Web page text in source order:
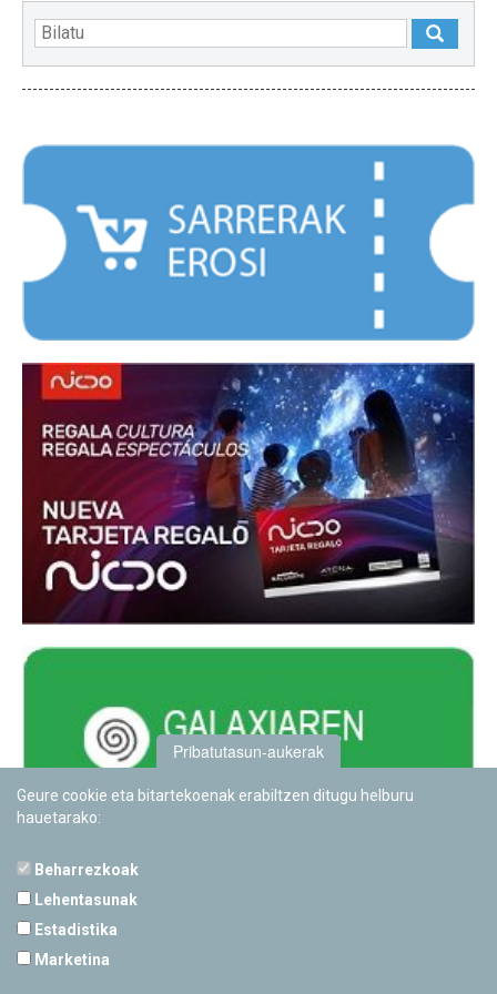
Pribatutasun-aukerak
Geure cookie eta bitartekoenak erabiltzen ditugu helburu
hauetarako:
Beharrezkoak
Lehentasunak
Estadistika
Marketina